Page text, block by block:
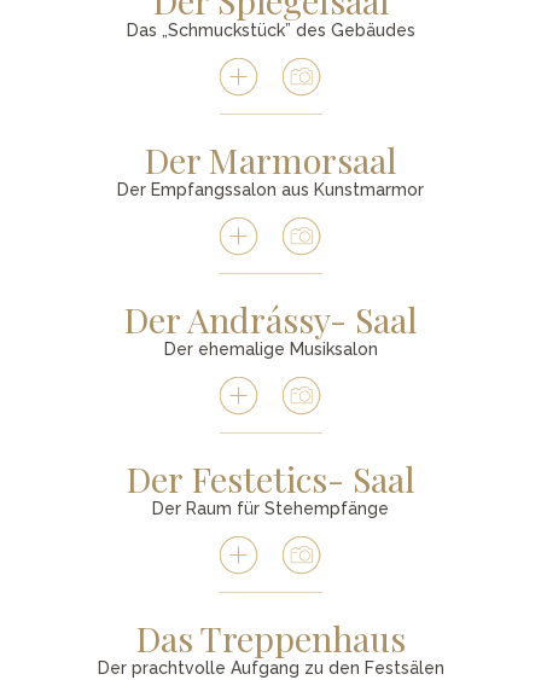
Das „Schmuckstück” des Gebäudes
Der Marmorsaal
Der Empfangssalon aus Kunstmarmor
Der Andrássy- Saal
Der ehemalige Musiksalon
Der Festetics- Saal
Der Raum für Stehempfänge
Das Treppenhaus
Der prachtvolle Aufgang zu den Festsälen